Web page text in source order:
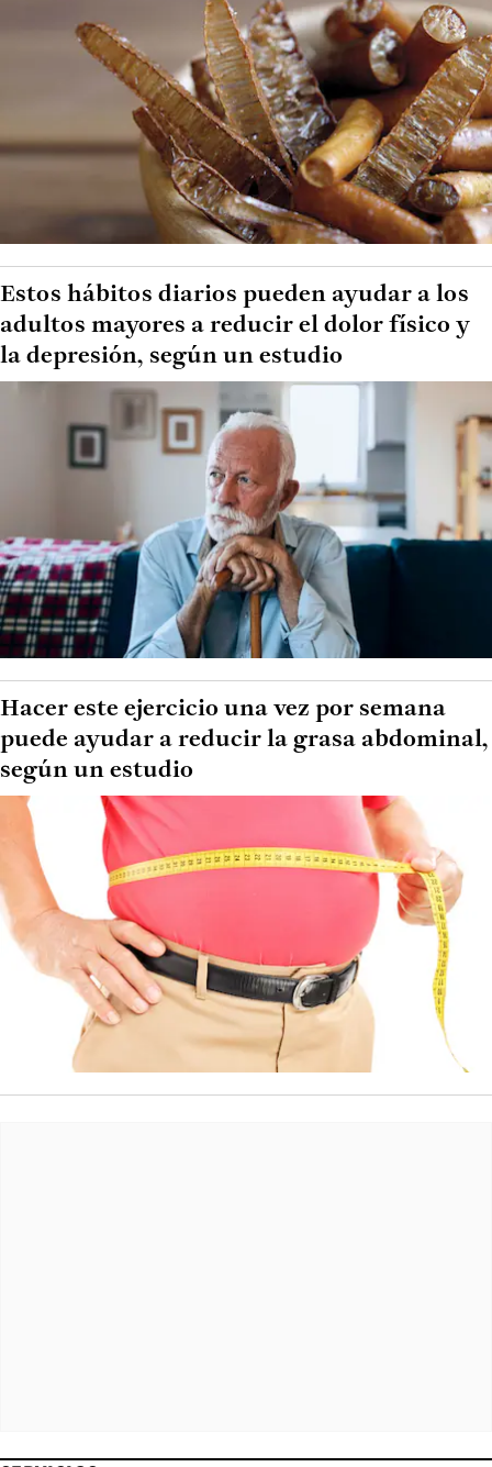
Estos hábitos diarios pueden ayudar a los
adultos mayores a reducir el dolor físico y
la depresión, según un estudio
Hacer este ejercicio una vez por semana
puede ayudar a reducir la grasa abdominal,
según un estudio